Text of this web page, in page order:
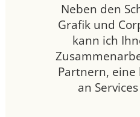
Neben den
Grafik und
kann ich
Partnern,
an